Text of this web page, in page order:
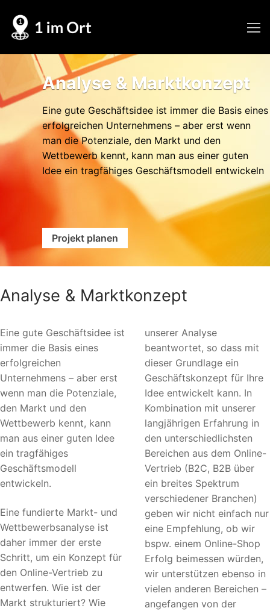
content
Analyse & Marktkonzept
Eine gute Geschäftsidee ist immer die Basis eines
erfolgreichen Unternehmens – aber erst wenn
man die Potenziale, den Markt und den
Wettbewerb kennt, kann man aus einer guten
Idee ein tragfähiges Geschäftsmodell entwickeln
Projekt planen
Analyse & Marktkonzept
Eine gute Geschäftsidee ist
immer die Basis eines
erfolgreichen
Unternehmens – aber erst
wenn man die Potenziale,
den Markt und den
Wettbewerb kennt, kann
man aus einer guten Idee
ein tragfähiges
Geschäftsmodell
entwickeln.
Eine fundierte Markt- und
Wettbewerbsanalyse ist
daher immer der erste
Schritt, um ein Konzept für
den Online-Vertrieb zu
entwerfen. Wie ist der
Markt strukturiert? Wie
unserer Analyse
beantwortet, so dass mit
dieser Grundlage ein
Geschäftskonzept für Ihre
Idee entwickelt kann. In
Kombination mit unserer
langjährigen Erfahrung in
den unterschiedlichsten
Bereichen aus dem Online-
Vertrieb (B2C, B2B über
ein breites Spektrum
verschiedener Branchen)
geben wir nicht einfach nur
eine Empfehlung, ob wir
bspw. einem Online-Shop
Erfolg beimessen würden,
wir unterstützen ebenso in
vielen anderen Bereichen –
angefangen von der